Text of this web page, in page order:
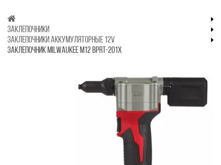
ЗАКЛЕПОЧНИКИ
ЗАКЛЕПОЧНИКИ АККУМУЛЯТОРНЫЕ 12V
ЗАКЛЕПОЧНИК MILWAUKEE M12 BPRT-201X